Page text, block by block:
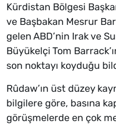
Kürdistan Bölgesi
ve Başbakan Mesrur
gelen ABD’nin Irak ve
Büyükelçi Tom
son noktayı koyduğu
Rûdaw’ın üst düzey
bilgilere göre, basına
görüşmelerde en çok